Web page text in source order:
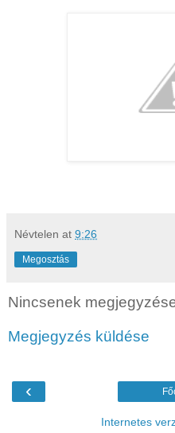
Névtelen at 9:26
Megosztás
Nincsenek
Megjegyzés küldése
‹
Internetes